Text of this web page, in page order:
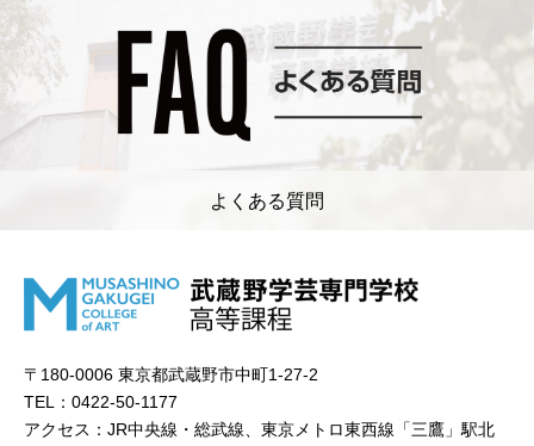
よくある質問
〒180-0006 東京都武蔵野市中町1-27-2
TEL：0422-50-1177
アクセス：JR中央線・総武線、東京メトロ東西線「三鷹」駅北